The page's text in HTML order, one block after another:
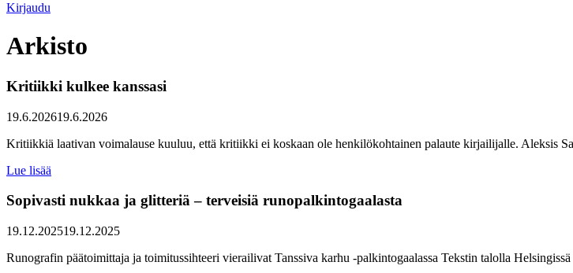
Kirjaudu
Arkisto
Kritiikki kulkee kanssasi
19.6.202619.6.2026
Kritiikkiä laativan voimalause kuuluu, että kritiikki ei koskaan ole henkilökohtainen palaute kirjailijalle. Aleksis
Lue lisää
Sopivasti nukkaa ja glitteriä – terveisiä runopalkintogaalasta
19.12.202519.12.2025
Runografin päätoimittaja ja toimitussihteeri vierailivat Tanssiva karhu -palkintogaalassa Tekstin talolla